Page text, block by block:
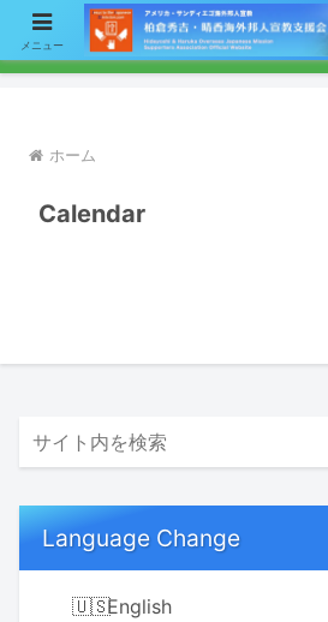
【お知らせ】ニュースレターのメールによ
リックして「お問い合わせ」フォームか
ホーム
Calendar
Language Change
English
メニュー